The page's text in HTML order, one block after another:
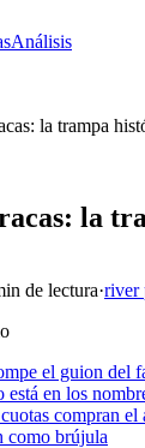
Análisis
la trampa
la
de lectura·river
el guion del
está en los
compran
como brújula